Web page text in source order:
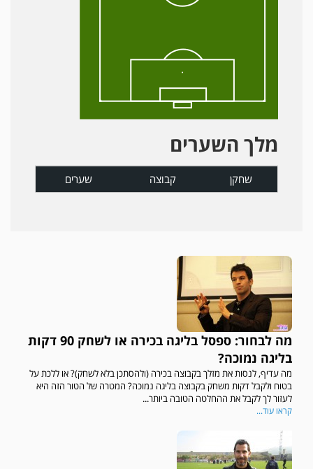
מלך השערים
שחקן קבוצה שערים
מה לבחור: ספסל בליגה בכירה או לשחק 90 דקות
בליגה נמוכה?
מה עדיף, לנסות את מזלך בקבוצה בכירה (ולהסתכן בלא לשחק)? או ללכת על
בטוח ולקבל דקות משחק בקבוצה בליגה נמוכה? המטרה של הטור הזה היא
לעזור לך לקבל את ההחלטה הטובה ביותר...
קראו עוד...